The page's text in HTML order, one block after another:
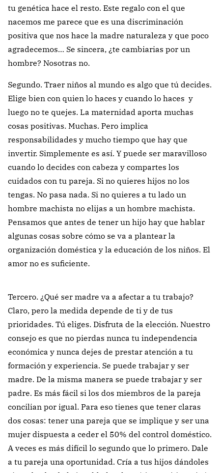
tu genética hace el resto. Este regalo con el que
nacemos me parece que es una discriminación
positiva que nos hace la madre naturaleza y que poco
agradecemos… Se sincera, ¿te cambiarias por un
hombre? Nosotras no.
Segundo. Traer niños al mundo es algo que tú decides.
Elige bien con quien lo haces y cuando lo haces y
luego no te quejes. La maternidad aporta muchas
cosas positivas. Muchas. Pero implica
responsabilidades y mucho tiempo que hay que
invertir. Simplemente es así. Y puede ser maravilloso
cuando lo decides con cabeza y compartes los
cuidados con tu pareja. Si no quieres hijos no los
tengas. No pasa nada. Si no quieres a tu lado un
hombre machista no elijas a un hombre machista.
Pensamos que antes de tener un hijo hay que hablar
algunas cosas sobre cómo se va a plantear la
organización doméstica y la educación de los niños. El
amor no es suficiente.
Tercero. ¿Qué ser madre va a afectar a tu trabajo?
Claro, pero la medida depende de ti y de tus
prioridades. Tú eliges. Disfruta de la elección. Nuestro
consejo es que no pierdas nunca tu independencia
económica y nunca dejes de prestar atención a tu
formación y experiencia. Se puede trabajar y ser
madre. De la misma manera se puede trabajar y ser
padre. Es más fácil si los dos miembros de la pareja
concilian por igual. Para eso tienes que tener claras
dos cosas: tener una pareja que se implique y ser una
mujer dispuesta a ceder el 50% del control doméstico.
A veces es más difícil lo segundo que lo primero. Dale
a tu pareja una oportunidad. Cría a tus hijos dándoles